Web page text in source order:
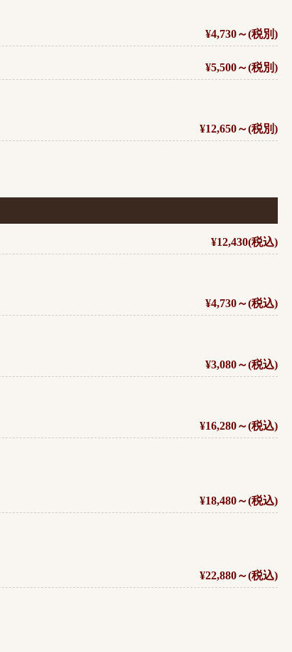
¥4,730～(税別)
¥5,500～(税別)
¥12,650～(税別)
¥12,430(税込)
¥4,730～(税込)
¥3,080～(税込)
¥16,280～(税込)
¥18,480～(税込)
¥22,880～(税込)